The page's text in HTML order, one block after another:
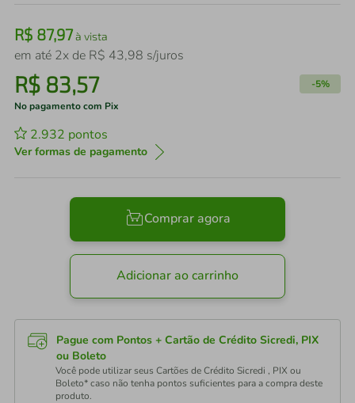
R$ 87,97à vista
em até 2x de R$ 43,98 s/juros
R$ 83,57 -5%
No pagamento com Pix
2.932 pontos
Ver formas de pagamento
Comprar agora
Adicionar ao carrinho
Pague com Pontos + Cartão de Crédito Sicredi, PIX
ou Boleto
Você pode utilizar seus Cartões de Crédito Sicredi , PIX ou
Boleto* caso não tenha pontos suficientes para a compra deste
produto.